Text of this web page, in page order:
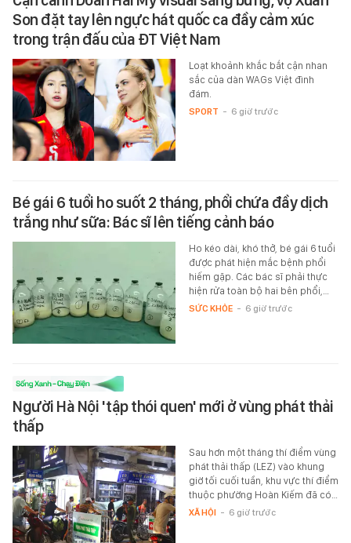
Son đặt tay lên ngực hát quốc ca đầy cảm xúc
trong trận đấu của ĐT Việt Nam
Loạt khoảnh khắc bắt cận nhan
sắc của dàn WAGs Việt đình
đám.
SPORT - 6 giờ trước
Bé gái 6 tuổi ho suốt 2 tháng, phổi chứa đầy dịch
trắng như sữa: Bác sĩ lên tiếng cảnh báo
Ho kéo dài, khó thở, bé gái 6 tuổi
được phát hiện mắc bệnh phổi
hiếm gặp. Các bác sĩ phải thực
hiện rửa toàn bộ hai bên phổi,…
SỨC KHỎE - 6 giờ trước
Người Hà Nội 'tập thói quen' mới ở vùng phát thải
thấp
Sau hơn một tháng thí điểm vùng
phát thải thấp (LEZ) vào khung
giờ tối cuối tuần, khu vực thí điểm
thuộc phường Hoàn Kiếm đã có…
XÃ HỘI - 6 giờ trước